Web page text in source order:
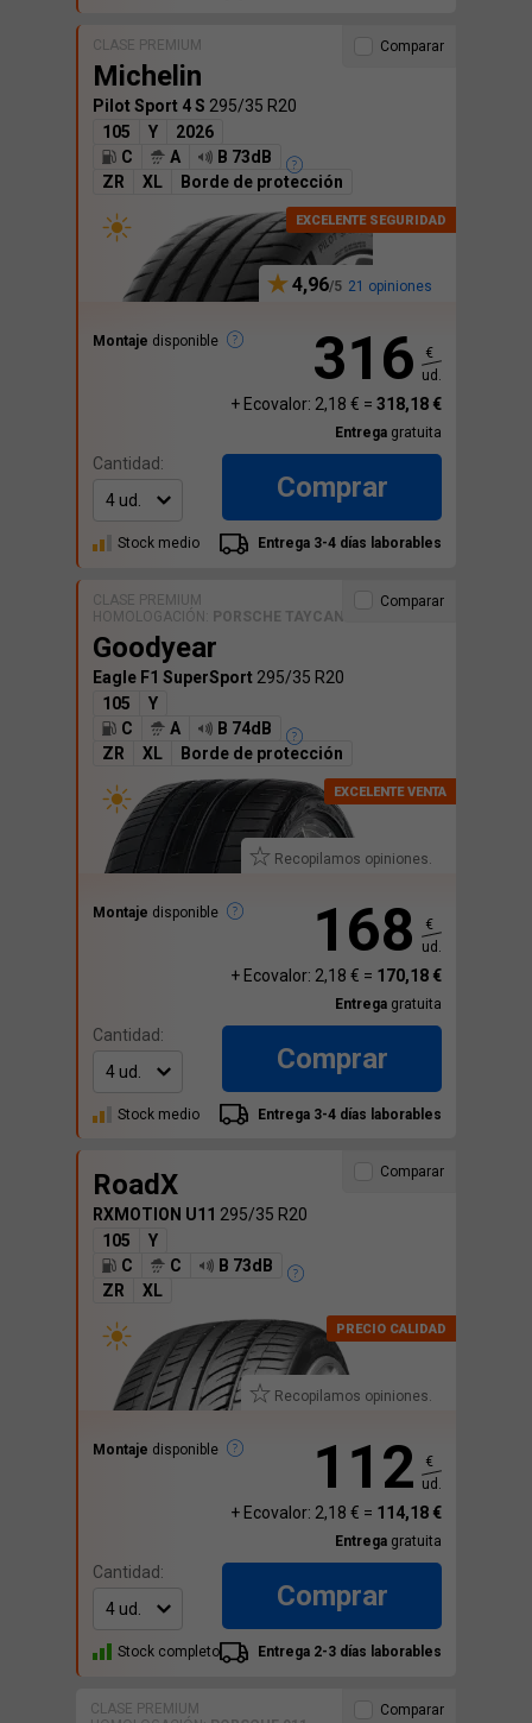
CLASE PREMIUM
Michelin
Pilot Sport 4 S 295/35 R20
105
Y
2026
C
A
B 73dB
ZR
XL Borde de protección
4,96 21 opiniones
Montaje disponible
Comparar
316
€
ud.
+ Ecovalor: 2,18 € = 318,18 €
Entrega gratuita
Cantidad:
Comprar
Stock medio Entrega 3-4 días laborables
CLASE PREMIUM
HOMOLOGACIÓN: PORSCHE TAYCAN
Goodyear
Eagle F1 SuperSport 295/35 R20
105
Y
C
A
B 74dB
ZR
XL Borde de protección
Recopilamos opiniones.
Montaje disponible
Comparar
168
€
ud.
+ Ecovalor: 2,18 € = 170,18 €
Entrega gratuita
Cantidad:
Comprar
Stock medio Entrega 3-4 días laborables
RoadX
RXMOTION U11 295/35 R20
105
Y
C
C
B 73dB
ZR
XL
Recopilamos opiniones.
Montaje disponible
Comparar
112
€
ud.
+ Ecovalor: 2,18 € = 114,18 €
Entrega gratuita
Cantidad:
Comprar
Stock completo Entrega 2-3 días laborables
CLASE PREMIUM
Comparar